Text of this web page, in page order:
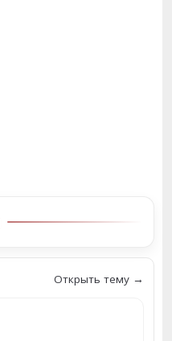
Открыть тему →